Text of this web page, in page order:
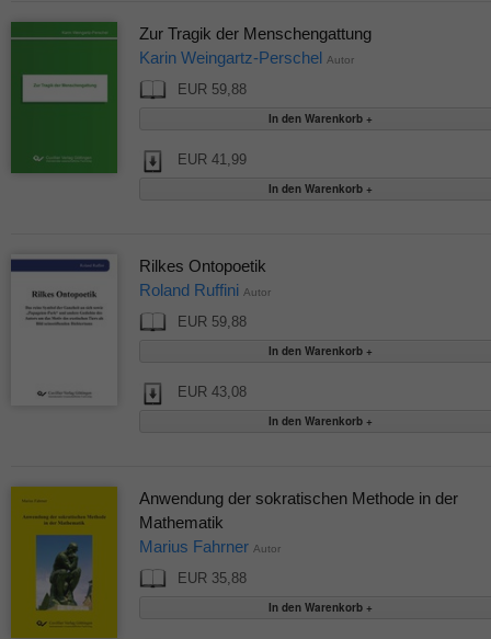
Zur Tragik der Menschengattung
Karin Weingartz-Perschel Autor
EUR 59,88
EUR 41,99
Rilkes Ontopoetik
Roland Ruffini Autor
EUR 59,88
EUR 43,08
Anwendung der sokratischen Methode in der
Mathematik
Marius Fahrner Autor
EUR 35,88